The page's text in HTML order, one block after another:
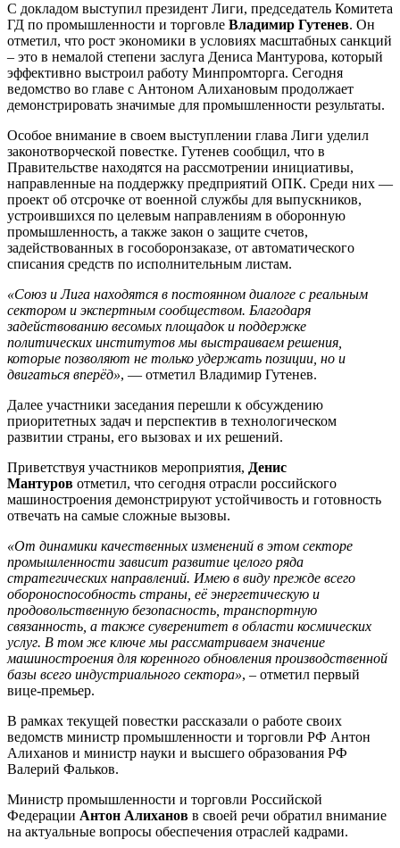
С докладом выступил президент Лиги, председатель Комитета
ГД по промышленности и торговле Владимир Гутенев. Он
отметил, что рост экономики в условиях масштабных санкций
– это в немалой степени заслуга Дениса Мантурова, который
эффективно выстроил работу Минпромторга. Сегодня
ведомство во главе с Антоном Алихановым продолжает
демонстрировать значимые для промышленности результаты.
Особое внимание в своем выступлении глава Лиги уделил
законотворческой повестке. Гутенев сообщил, что в
Правительстве находятся на рассмотрении инициативы,
направленные на поддержку предприятий ОПК. Среди них —
проект об отсрочке от военной службы для выпускников,
устроившихся по целевым направлениям в оборонную
промышленность, а также закон о защите счетов,
задействованных в гособоронзаказе, от автоматического
списания средств по исполнительным листам.
«Союз и Лига находятся в постоянном диалоге с реальным
сектором и экспертным сообществом. Благодаря
задействованию весомых площадок и поддержке
политических институтов мы выстраиваем решения,
которые позволяют не только удержать позиции, но и
двигаться вперёд», — отметил Владимир Гутенев.
Далее участники заседания перешли к обсуждению
приоритетных задач и перспектив в технологическом
развитии страны, его вызовах и их решений.
Приветствуя участников мероприятия, Денис
Мантуров отметил, что сегодня отрасли российского
машиностроения демонстрируют устойчивость и готовность
отвечать на самые сложные вызовы.
«От динамики качественных изменений в этом секторе
промышленности зависит развитие целого ряда
стратегических направлений. Имею в виду прежде всего
обороноспособность страны, её энергетическую и
продовольственную безопасность, транспортную
связанность, а также суверенитет в области космических
услуг. В том же ключе мы рассматриваем значение
машиностроения для коренного обновления производственной
базы всего индустриального сектора», – отметил первый
вице-премьер.
В рамках текущей повестки рассказали о работе своих
ведомств министр промышленности и торговли РФ Антон
Алиханов и министр науки и высшего образования РФ
Валерий Фальков.
Министр промышленности и торговли Российской
Федерации Антон Алиханов в своей речи обратил внимание
на актуальные вопросы обеспечения отраслей кадрами.